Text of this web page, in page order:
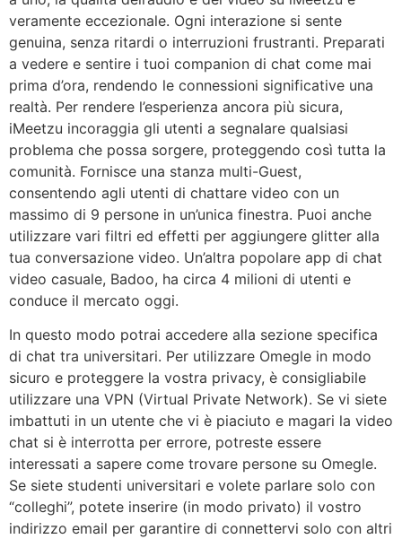
veramente eccezionale. Ogni interazione si sente
genuina, senza ritardi o interruzioni frustranti. Preparati
a vedere e sentire i tuoi companion di chat come mai
prima d’ora, rendendo le connessioni significative una
realtà. Per rendere l’esperienza ancora più sicura,
iMeetzu incoraggia gli utenti a segnalare qualsiasi
problema che possa sorgere, proteggendo così tutta la
comunità. Fornisce una stanza multi-Guest,
consentendo agli utenti di chattare video con un
massimo di 9 persone in un’unica finestra. Puoi anche
utilizzare vari filtri ed effetti per aggiungere glitter alla
tua conversazione video. Un’altra popolare app di chat
video casuale, Badoo, ha circa 4 milioni di utenti e
conduce il mercato oggi.
In questo modo potrai accedere alla sezione specifica
di chat tra universitari. Per utilizzare Omegle in modo
sicuro e proteggere la vostra privacy, è consigliabile
utilizzare una VPN (Virtual Private Network). Se vi siete
imbattuti in un utente che vi è piaciuto e magari la video
chat si è interrotta per errore, potreste essere
interessati a sapere come trovare persone su Omegle.
Se siete studenti universitari e volete parlare solo con
“colleghi”, potete inserire (in modo privato) il vostro
indirizzo email per garantire di connettervi solo con altri